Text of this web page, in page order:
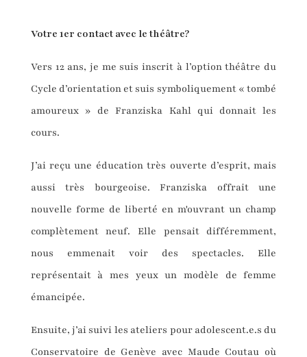
Votre 1er contact avec le théâtre?
Vers 12 ans, je me suis inscrit à l’option théâtre du
Cycle d’orientation et suis symboliquement « tombé
amoureux » de Franziska Kahl qui donnait les
cours.
J’ai reçu une éducation très ouverte d’esprit, mais
aussi très bourgeoise. Franziska offrait une
nouvelle forme de liberté en m'ouvrant un champ
complètement neuf. Elle pensait différemment,
nous emmenait voir des spectacles. Elle
représentait à mes yeux un modèle de femme
émancipée.
Ensuite, j’ai suivi les ateliers pour adolescent.e.s du
Conservatoire de Genève avec Maude Coutau où